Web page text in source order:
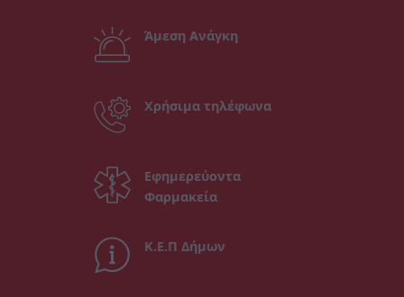
Άμεση Ανάγκη
Χρήσιμα τηλέφωνα
Εφημερεύοντα
Φαρμακεία
Κ.Ε.Π Δήμων